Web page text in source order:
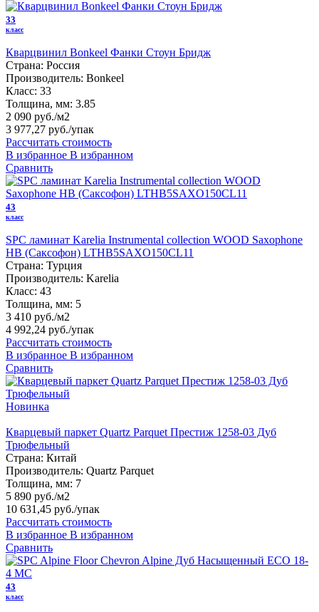
33
класс
Кварцвинил Bonkeel Фанки Стоун Бридж
Страна: Россия
Производитель: Bonkeel
Класс: 33
Толщина, мм: 3.85
2 090 руб./м2
3 977,27 руб./упак
Рассчитать стоимость
В избранное В избранном
Сравнить
43
класс
SPC ламинат Karelia Instrumental collection WOOD Saxophone
HB (Саксофон) LTHB5SAXO150CL11
Страна: Турция
Производитель: Karelia
Класс: 43
Толщина, мм: 5
3 410 руб./м2
4 992,24 руб./упак
Рассчитать стоимость
В избранное В избранном
Сравнить
Новинка
Кварцевый паркет Quartz Parquet Престиж 1258-03 Дуб
Трюфельный
Страна: Китай
Производитель: Quartz Parquet
Толщина, мм: 7
5 890 руб./м2
10 631,45 руб./упак
Рассчитать стоимость
В избранное В избранном
Сравнить
43
класс